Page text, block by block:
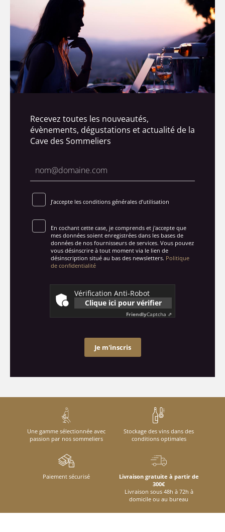
Recevez toutes les nouveautés,
évènements, dégustations et actualité de la
Cave des Sommeliers
J’accepte les conditions générales d’utilisation
En cochant cette case, je comprends et j'accepte que
mes données soient enregistrées dans les bases de
données de nos fournisseurs de services. Vous pouvez
vous désinscrire à tout moment via le lien de
désinscription situé au bas des newsletters. Politique
de confidentialité
Vérification Anti-Robot
Clique ici pour vérifier
FriendlyCaptcha ⇗
Je m'inscris
Une gamme sélectionnée avec
passion par nos sommeliers
Stockage des vins dans des
conditions optimales
Paiement sécurisé
Livraison gratuite à partir de
300€
Livraison sous 48h à 72h à
domicile ou au bureau